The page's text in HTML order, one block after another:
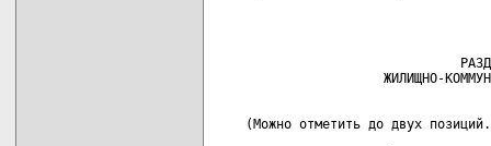
(Можно отметить до двух